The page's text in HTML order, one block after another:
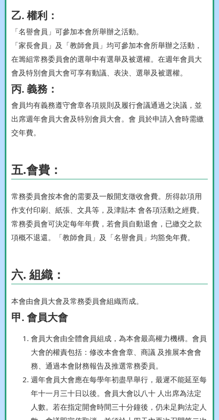
乙. 權利：
「名譽會員」可參加本會所舉辦之活動。
「家長會員」及「教師會員」均可參加本會所舉辦之活動，
在籌組常務委員會的選舉中有選舉及被選權。在週年會員大
會及特別會員大會可享有動議、表決、選舉及被選權。
丙. 義務：
會員均有義務遵守會章各項規則及履行會議通過之決議，並
出席週年會員大會及特別會員大會。會 員於申請入會時需繳
交年費。
五.會費：
常務委員會按本會的需要及一般開支徵收會費。所得款項用
作支付印刷、紙張、文具等，及津貼本 會各項活動之經費。
常務委員會可決定每年年費，若會員自動退會，已繳交之款
項概不退還。「教師會員」及「名譽會員」均豁免年費。
六. 組織：
本會由會員大會及常務委員會組織而成。
甲. 會員大會
會員大會由全體會員組成，為本會最高權力機構。會員
大會的權責包括：修改本會會章、商議 及推展本會會
務、通過本會財務報告及推選常務委員。
週年會員大會應在每學年初盡早舉行，最遲不能延至每
年十一月三十日以後。會員大會以八十 人出席為法定
人數。若在指定開會時間三十分鐘後，仍未足夠法定人